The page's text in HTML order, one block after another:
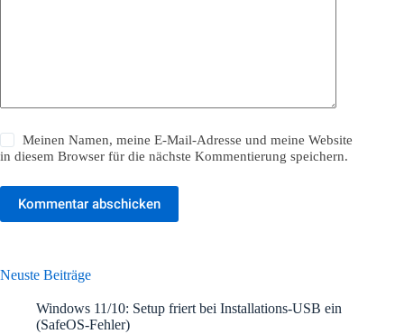
Meinen Namen, meine E-Mail-Adresse und meine Website
in diesem Browser für die nächste Kommentierung speichern.
Kommentar abschicken
Neuste Beiträge
Windows 11/10: Setup friert bei Installations-USB ein
(SafeOS-Fehler)